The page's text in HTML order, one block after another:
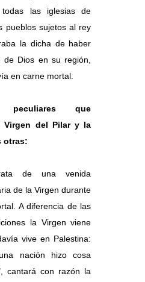
las iglesias de
pueblos sujetos al rey
la dicha de haber
Dios en su región,
en carne mortal.
peculiares que
Virgen del Pilar y la
otras:
de una venida
de la Virgen durante
A diferencia de las
la Virgen viene
vive en Palestina:
nación hizo cosa
cantará con razón la